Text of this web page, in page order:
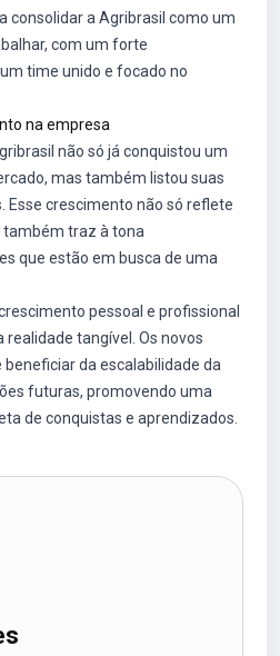
consolidar a Agribrasil como um
com um forte
time unido e focado no
na empresa
não só já conquistou um
mas também listou suas
Esse crescimento não só reflete
também traz à tona
que estão em busca de uma
pessoal e profissional
tangível. Os novos
da escalabilidade da
futuras, promovendo uma
de conquistas e aprendizados.